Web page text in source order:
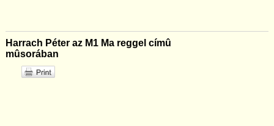
Harrach Péter az M1 Ma reggel címû
mûsorában